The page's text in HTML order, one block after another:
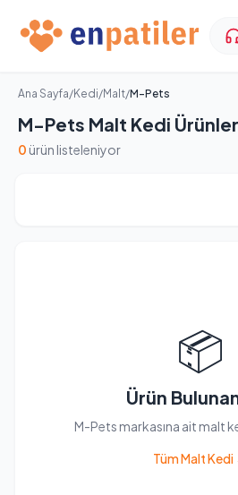
Ana Sayfa/Kedi/Malt/M-Pets
M-Pets Malt Kedi
0 ürün listeleniyor
📦
Ürün
M-Pets markasına ait malt
Tüm Malt Kedi